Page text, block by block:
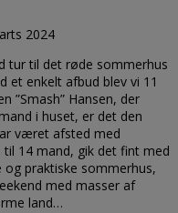
2024
tur til det røde sommerhus
et enkelt afbud blev vi 11
”Smash” Hansen, der
i huset, er det den
været afsted med
14 mand, gik det fint med
praktiske sommerhus,
med masser af
land…